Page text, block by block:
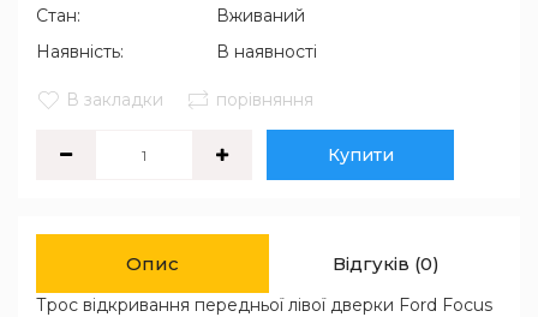
Стан:
Вживаний
Наявність:
В наявності
В закладки порівняння
Купити
Опис Відгуків (0)
Трос відкривання передньої лівої дверки Ford Focus